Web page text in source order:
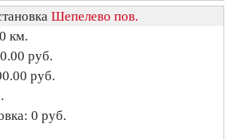
Шепелево пов.
км.
руб.
руб.
0 руб.